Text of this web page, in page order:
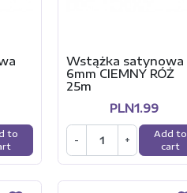
to
Wstążka satynowa
6mm CIEMNY RÓŻ
25m
PLN1.99
- +
Add to
cart